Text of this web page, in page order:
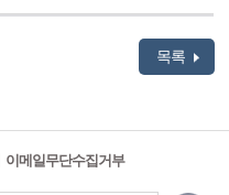
목록
이메일무단수집거부